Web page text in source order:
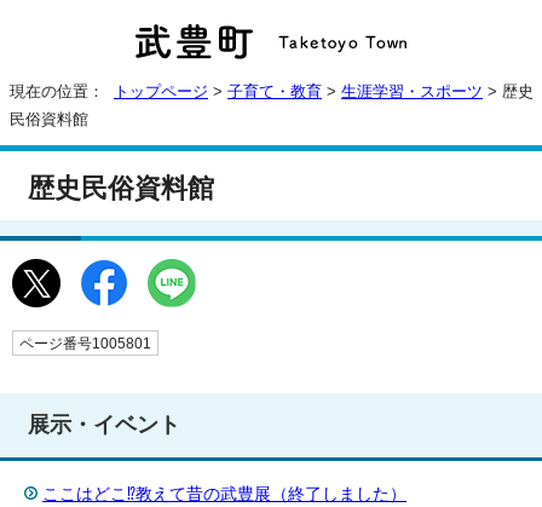
現在の位置： トップページ > 子育て・教育 > 生涯学習・スポーツ > 歴史
民俗資料館
歴史民俗資料館
ページ番号1005801
展示・イベント
ここはどこ⁉教えて昔の武豊展（終了しました）